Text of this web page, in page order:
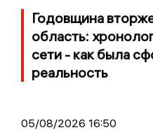
Годовщина
область:
сети - как была
реальность
05/08/2026 16:50